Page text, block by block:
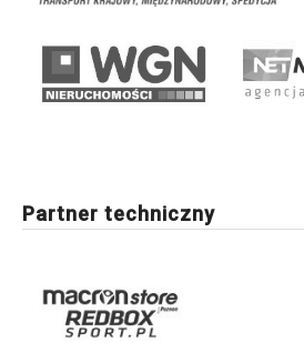
Partner techniczny